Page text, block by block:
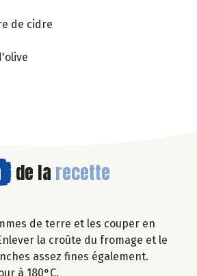
de cidre
de la recette
de terre et les couper en
la croûte du fromage et le
assez fines également.
à 180°C.